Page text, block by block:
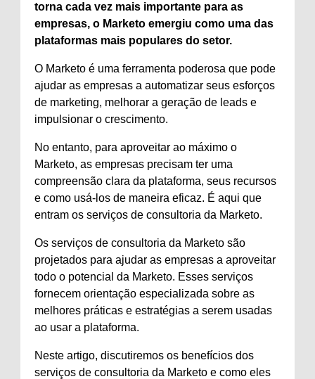
torna cada vez mais importante para as
empresas, o Marketo emergiu como uma das
plataformas mais populares do setor.
O Marketo é uma ferramenta poderosa que pode
ajudar as empresas a automatizar seus esforços
de marketing, melhorar a geração de leads e
impulsionar o crescimento.
No entanto, para aproveitar ao máximo o
Marketo, as empresas precisam ter uma
compreensão clara da plataforma, seus recursos
e como usá-los de maneira eficaz. É aqui que
entram os serviços de consultoria da Marketo.
Os serviços de consultoria da Marketo são
projetados para ajudar as empresas a aproveitar
todo o potencial da Marketo. Esses serviços
fornecem orientação especializada sobre as
melhores práticas e estratégias a serem usadas
ao usar a plataforma.
Neste artigo, discutiremos os benefícios dos
serviços de consultoria da Marketo e como eles